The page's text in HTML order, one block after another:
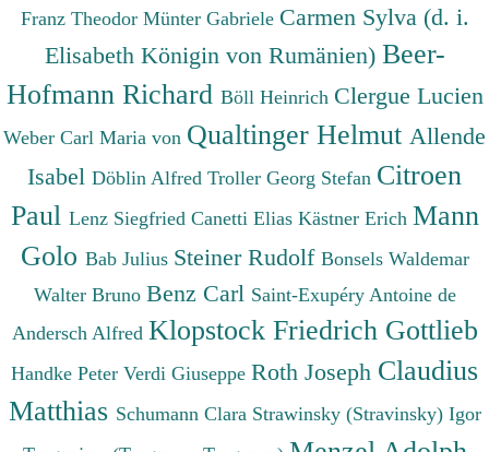
Franz Theodor Münter Gabriele Carmen Sylva (d. i.
Elisabeth Königin von Rumänien) Beer-
Hofmann Richard Böll Heinrich Clergue Lucien
Weber Carl Maria von Qualtinger Helmut Allende
Isabel Döblin Alfred Troller Georg Stefan Citroen
Paul Lenz Siegfried Canetti Elias Kästner Erich Mann
Golo Bab Julius Steiner Rudolf Bonsels Waldemar
Walter Bruno Benz Carl Saint-Exupéry Antoine de
Andersch Alfred Klopstock Friedrich Gottlieb
Handke Peter Verdi Giuseppe Roth Joseph Claudius
Matthias Schumann Clara Strawinsky (Stravinsky) Igor